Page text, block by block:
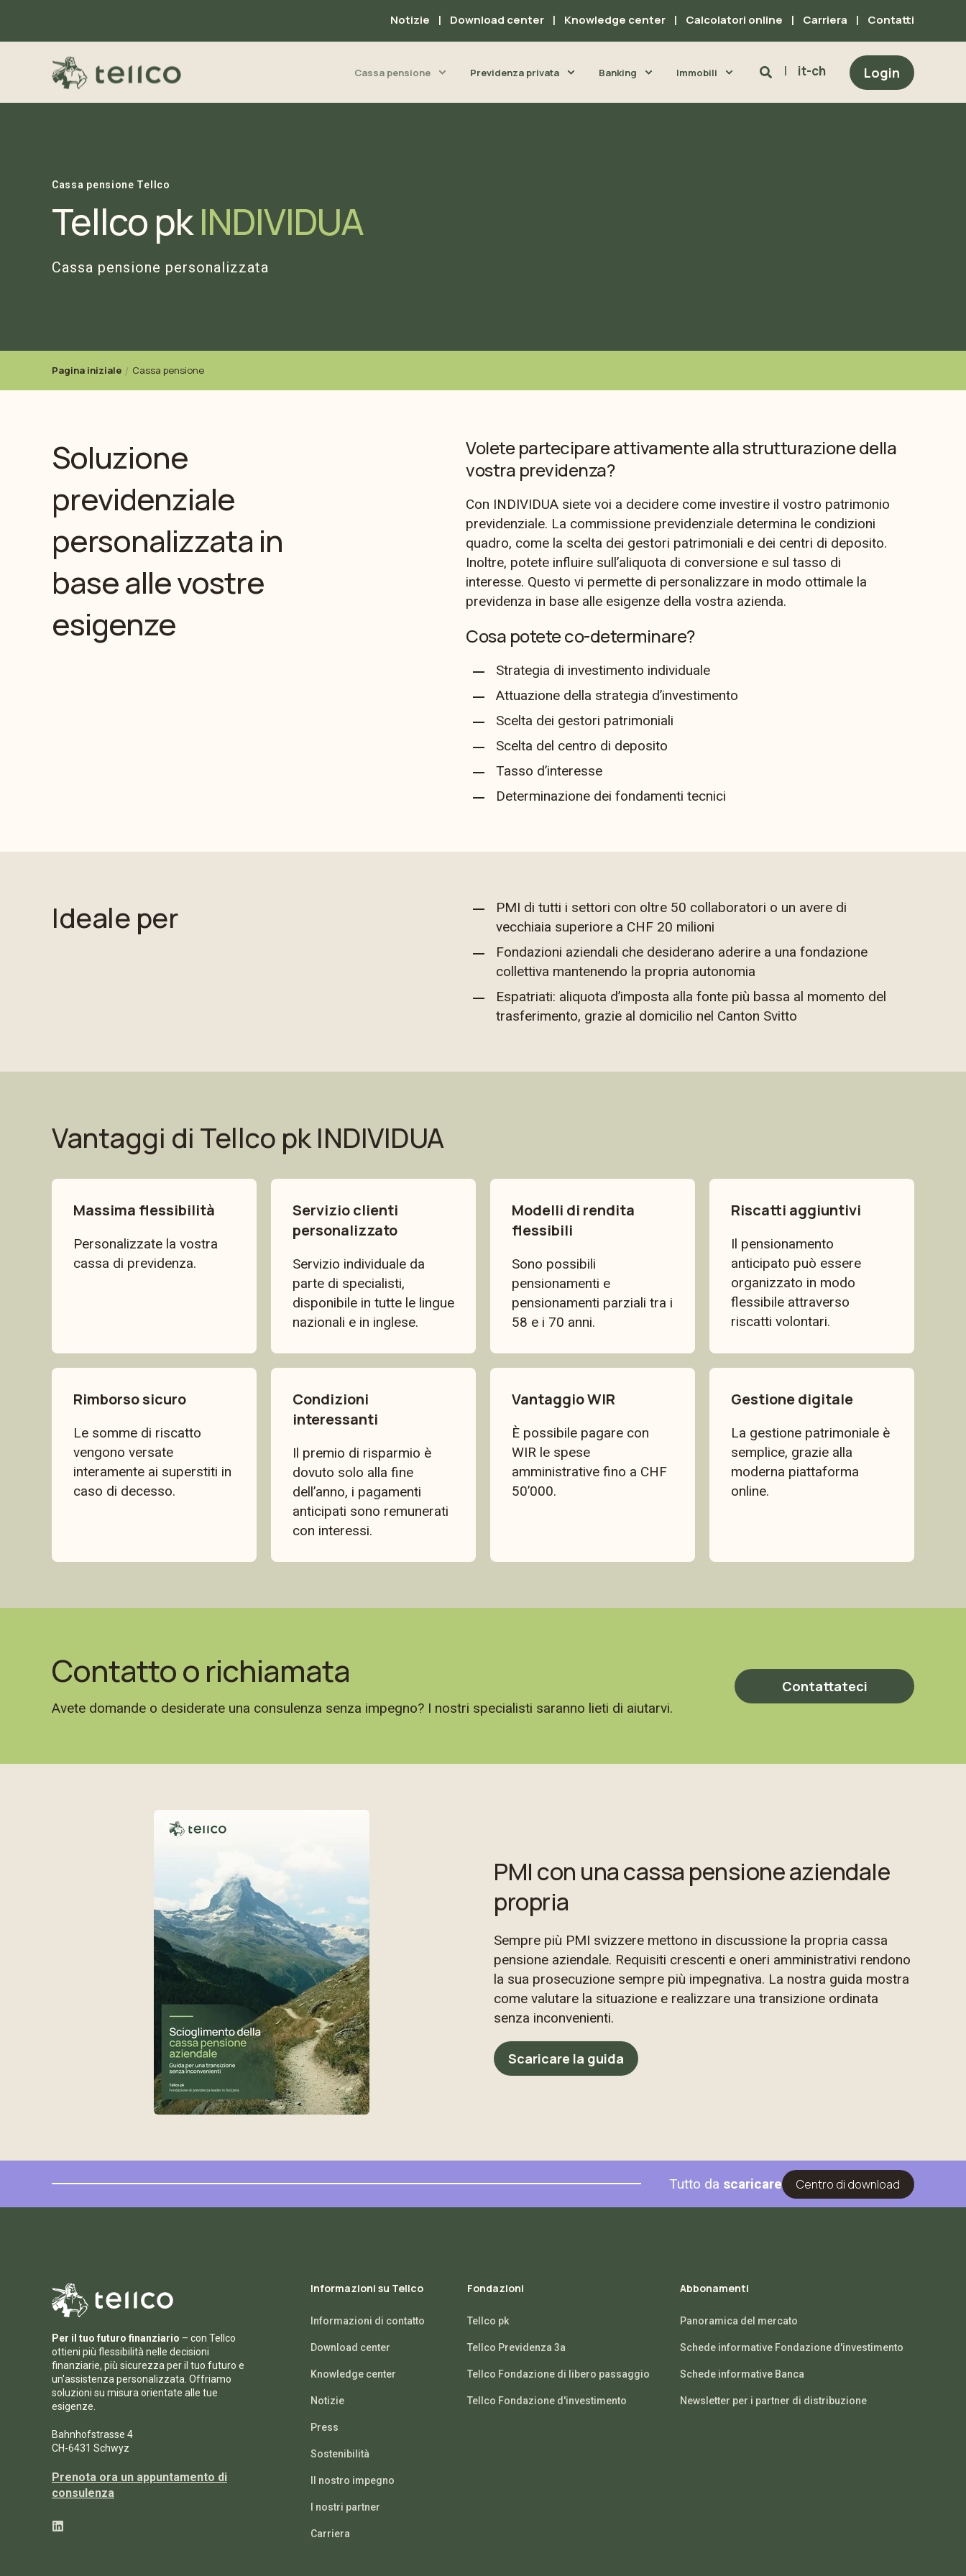
Notizie Download center Knowledge center Calcolatori online Carriera Contatti
Cassa pensione Previdenza privata Banking Immobili it-ch Login
Cassa pensione Tellco
Tellco pkINDIVIDUA
Cassa pensione personalizzata
Pagina iniziale Cassa pensione
Soluzione
previdenziale
personalizzata in
base alle vostre
esigenze
Volete partecipare attivamente alla strutturazione della
vostra previdenza?
Con INDIVIDUA siete voi a decidere come investire il vostro patrimonio
previdenziale. La commissione previdenziale determina le condizioni
quadro, come la scelta dei gestori patrimoniali e dei centri di deposito.
Inoltre, potete influire sull’aliquota di conversione e sul tasso di
interesse. Questo vi permette di personalizzare in modo ottimale la
previdenza in base alle esigenze della vostra azienda.
Cosa potete co-determinare?
Strategia di investimento individuale
Attuazione della strategia d’investimento
Scelta dei gestori patrimoniali
Scelta del centro di deposito
Tasso d’interesse
Determinazione dei fondamenti tecnici
Ideale per
PMI di tutti i settori con oltre 50 collaboratori o un avere di
vecchiaia superiore a CHF 20 milioni
Fondazioni aziendali che desiderano aderire a una fondazione
collettiva mantenendo la propria autonomia
Espatriati: aliquota d’imposta alla fonte più bassa al momento del
trasferimento, grazie al domicilio nel Canton Svitto
Vantaggi di Tellco pk INDIVIDUA
Massima flessibilità
Personalizzate la vostra
cassa di previdenza.
Servizio clienti
personalizzato
Servizio individuale da
parte di specialisti,
disponibile in tutte le lingue
nazionali e in inglese.
Modelli di rendita
flessibili
Sono possibili
pensionamenti e
pensionamenti parziali tra i
58 e i 70 anni.
Riscatti aggiuntivi
Il pensionamento
anticipato può essere
organizzato in modo
flessibile attraverso
riscatti volontari.
Rimborso sicuro
Le somme di riscatto
vengono versate
interamente ai superstiti in
caso di decesso.
Condizioni
interessanti
Il premio di risparmio è
dovuto solo alla fine
dell’anno, i pagamenti
anticipati sono remunerati
con interessi.
Vantaggio WIR
È possibile pagare con
WIR le spese
amministrative fino a CHF
50’000.
Gestione digitale
La gestione patrimoniale è
semplice, grazie alla
moderna piattaforma
online.
Contatto o richiamata
Avete domande o desiderate una consulenza senza impegno? I nostri specialisti saranno lieti di aiutarvi.
Contattateci
PMI con una cassa pensione aziendale
propria
Sempre più PMI svizzere mettono in discussione la propria cassa
pensione aziendale. Requisiti crescenti e oneri amministrativi rendono
la sua prosecuzione sempre più impegnativa. La nostra guida mostra
come valutare la situazione e realizzare una transizione ordinata
senza inconvenienti.
Scaricare la guida
Tutto da scaricare Centro di download
Per il tuo futuro finanziario – con Tellco
ottieni più flessibilità nelle decisioni
finanziarie, più sicurezza per il tuo futuro e
un'assistenza personalizzata. Offriamo
soluzioni su misura orientate alle tue
esigenze.
Bahnhofstrasse 4
CH-6431 Schwyz
Prenota ora un appuntamento di
consulenza
Informazioni su Tellco
Informazioni di contatto
Download center
Knowledge center
Notizie
Press
Sostenibilità
Il nostro impegno
I nostri partner
Carriera
Fondazioni
Tellco pk
Tellco Previdenza 3a
Tellco Fondazione di libero passaggio
Tellco Fondazione d'investimento
Abbonamenti
Panoramica del mercato
Schede informative Fondazione d'investimento
Schede informative Banca
Newsletter per i partner di distribuzione